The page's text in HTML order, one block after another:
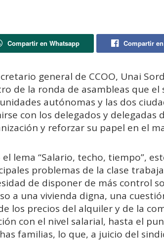
Compartir en Whatsapp Compartir
general de CCOO, Unai
de la ronda de asambleas que
autónomas y las dos
con los delegados y
y reforzar su papel en el
el lema “Salario, techo, tiempo”,
problemas de la clase
de disponer de más control
a una vivienda digna, una
los precios del alquiler y de la
con el nivel salarial, hasta el
familias, lo que, a juicio del